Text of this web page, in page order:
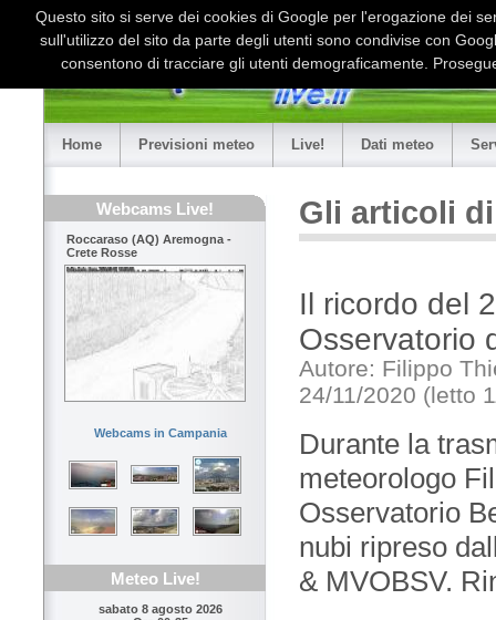
Home Previsioni meteo Live! Dati meteo
Webcams Live!
Roccaraso (AQ) Aremogna -
Crete Rosse
Webcams in Campania
Meteo Live!
sabato 8 agosto 2026
Gli articoli
Il ricordo del
Osservatorio
Autore: Filippo
24/11/2020 (letto
Durante la
meteorologo
Osservatorio
nubi ripreso
& MVOBSV.
Questo sito si serve dei cookies di Google per l'erogazione dei
sull'utilizzo del sito da parte degli utenti sono condivise con
consentono di tracciare gli utenti demograficamente.